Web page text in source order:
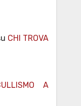
CHI TROVA
A